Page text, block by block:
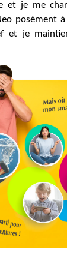
et je me
posément à
et je